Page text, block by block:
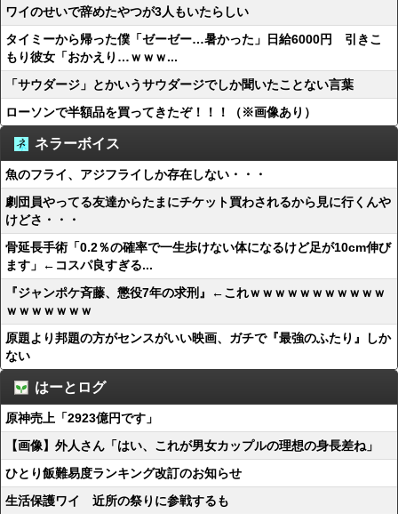
ワイのせいで辞めたやつが3人もいたらしい
タイミーから帰った僕「ゼーゼー…暑かった」日給6000円 引きこ
もり彼女「おかえり…ｗｗｗ...
「サウダージ」とかいうサウダージでしか聞いたことない言葉
ローソンで半額品を買ってきたぞ！！！（※画像あり）
ネラーボイス
魚のフライ、アジフライしか存在しない・・・
劇団員やってる友達からたまにチケット買わされるから見に行くんや
けどさ・・・
骨延長手術「0.2％の確率で一生歩けない体になるけど足が10cm伸び
ます」←コスパ良すぎる...
『ジャンポケ斉藤、懲役7年の求刑』←これｗｗｗｗｗｗｗｗｗｗｗ
ｗｗｗｗｗｗｗ
原題より邦題の方がセンスがいい映画、ガチで『最強のふたり』しか
ない
はーとログ
原神売上「2923億円です」
【画像】外人さん「はい、これが男女カップルの理想の身長差ね」
ひとり飯難易度ランキング改訂のお知らせ
生活保護ワイ 近所の祭りに参戦するも